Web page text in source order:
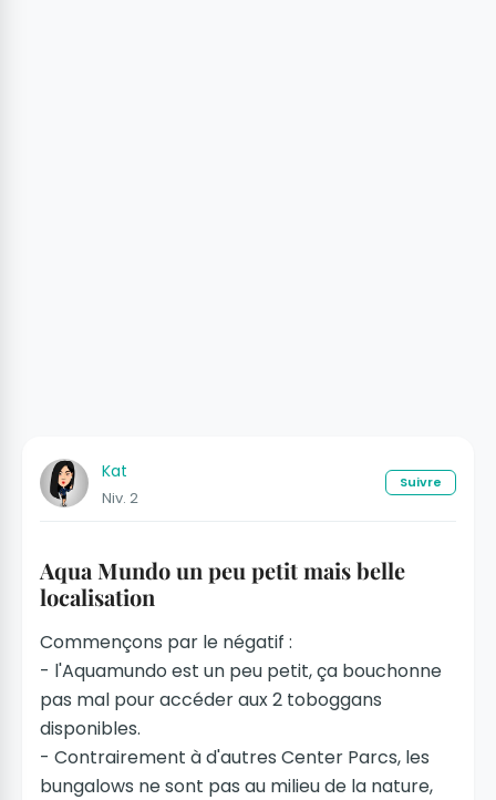
Kat
Niv. 2
Suivre
Aqua Mundo un peu petit mais belle
localisation
Commençons par le négatif :
- l'Aquamundo est un peu petit, ça bouchonne
pas mal pour accéder aux 2 toboggans
disponibles.
- Contrairement à d'autres Center Parcs, les
bungalows ne sont pas au milieu de la nature,